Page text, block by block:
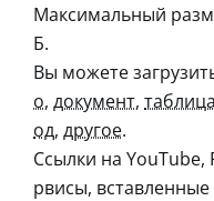
Максимальный
Б.
Вы можете
о, документ, таблица
од, другое.
Ссылки на YouTube,
рвисы,